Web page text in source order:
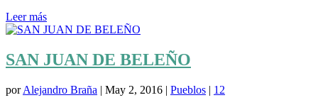
Leer más
SAN JUAN DE BELEÑO
porAlejandro Braña | May 2, 2016 | Pueblos | 12